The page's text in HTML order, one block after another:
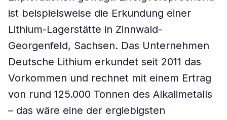
ist beispielsweise die Erkundung einer
Lithium-Lagerstätte in Zinnwald-
Georgenfeld, Sachsen. Das Unternehmen
Deutsche Lithium erkundet seit 2011 das
Vorkommen und rechnet mit einem Ertrag
von rund 125.000 Tonnen des Alkalimetalls
– das wäre eine der ergiebigsten